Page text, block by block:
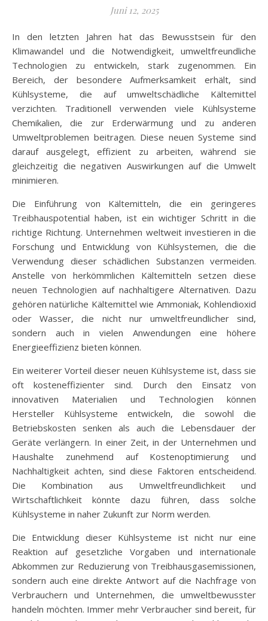
Juni 12, 2025
In den letzten Jahren hat das Bewusstsein für den
Klimawandel und die Notwendigkeit, umweltfreundliche
Technologien zu entwickeln, stark zugenommen. Ein
Bereich, der besondere Aufmerksamkeit erhält, sind
Kühlsysteme, die auf umweltschädliche Kältemittel
verzichten. Traditionell verwenden viele Kühlsysteme
Chemikalien, die zur Erderwärmung und zu anderen
Umweltproblemen beitragen. Diese neuen Systeme sind
darauf ausgelegt, effizient zu arbeiten, während sie
gleichzeitig die negativen Auswirkungen auf die Umwelt
minimieren.
Die Einführung von Kältemitteln, die ein geringeres
Treibhauspotential haben, ist ein wichtiger Schritt in die
richtige Richtung. Unternehmen weltweit investieren in die
Forschung und Entwicklung von Kühlsystemen, die die
Verwendung dieser schädlichen Substanzen vermeiden.
Anstelle von herkömmlichen Kältemitteln setzen diese
neuen Technologien auf nachhaltigere Alternativen. Dazu
gehören natürliche Kältemittel wie Ammoniak, Kohlendioxid
oder Wasser, die nicht nur umweltfreundlicher sind,
sondern auch in vielen Anwendungen eine höhere
Energieeffizienz bieten können.
Ein weiterer Vorteil dieser neuen Kühlsysteme ist, dass sie
oft kosteneffizienter sind. Durch den Einsatz von
innovativen Materialien und Technologien können
Hersteller Kühlsysteme entwickeln, die sowohl die
Betriebskosten senken als auch die Lebensdauer der
Geräte verlängern. In einer Zeit, in der Unternehmen und
Haushalte zunehmend auf Kostenoptimierung und
Nachhaltigkeit achten, sind diese Faktoren entscheidend.
Die Kombination aus Umweltfreundlichkeit und
Wirtschaftlichkeit könnte dazu führen, dass solche
Kühlsysteme in naher Zukunft zur Norm werden.
Die Entwicklung dieser Kühlsysteme ist nicht nur eine
Reaktion auf gesetzliche Vorgaben und internationale
Abkommen zur Reduzierung von Treibhausgasemissionen,
sondern auch eine direkte Antwort auf die Nachfrage von
Verbrauchern und Unternehmen, die umweltbewusster
handeln möchten. Immer mehr Verbraucher sind bereit, für